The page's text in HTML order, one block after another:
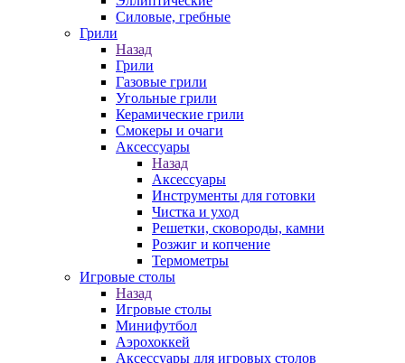
Силовые, гребные
Грили
Назад
Грили
Газовые грили
Угольные грили
Керамические грили
Смокеры и очаги
Аксессуары
Назад
Аксессуары
Инструменты для готовки
Чистка и уход
Решетки, сковороды, камни
Розжиг и копчение
Термометры
Игровые столы
Назад
Игровые столы
Минифутбол
Аэрохоккей
Аксессуары для игровых столов